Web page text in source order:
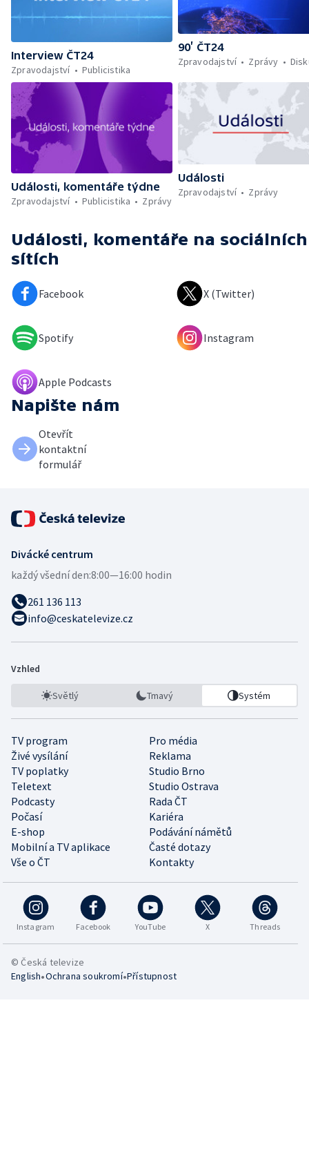
Interview ČT24
Zpravodajství
Publicistika
90’ ČT24
Zpravodajství
Zprávy
Události, komentáře týdne
Zpravodajství
Publicistika Zprávy
Události
Zpravodajství
Zprávy
Události, komentáře na sociálních
sítích
Facebook X (Twitter)
Spotify Instagram
Apple Podcasts
Napište nám
Otevřít
kontaktní
formulář
Divácké centrum
každý všední den:8:00—16:00 hodin
261 136 113
info@ceskatelevize.cz
Vzhled
Světlý Tmavý Systém
TV program
Pro média
Živé vysílání
Reklama
TV poplatky
Studio Brno
Teletext
Studio Ostrava
Podcasty
Rada ČT
Počasí
Kariéra
E-shop
Podávání námětů
Mobilní a TV aplikace
Časté dotazy
Vše o ČT
Kontakty
Instagram Facebook YouTube X Threads
© Česká televize
English•Ochrana soukromí•Přístupnost